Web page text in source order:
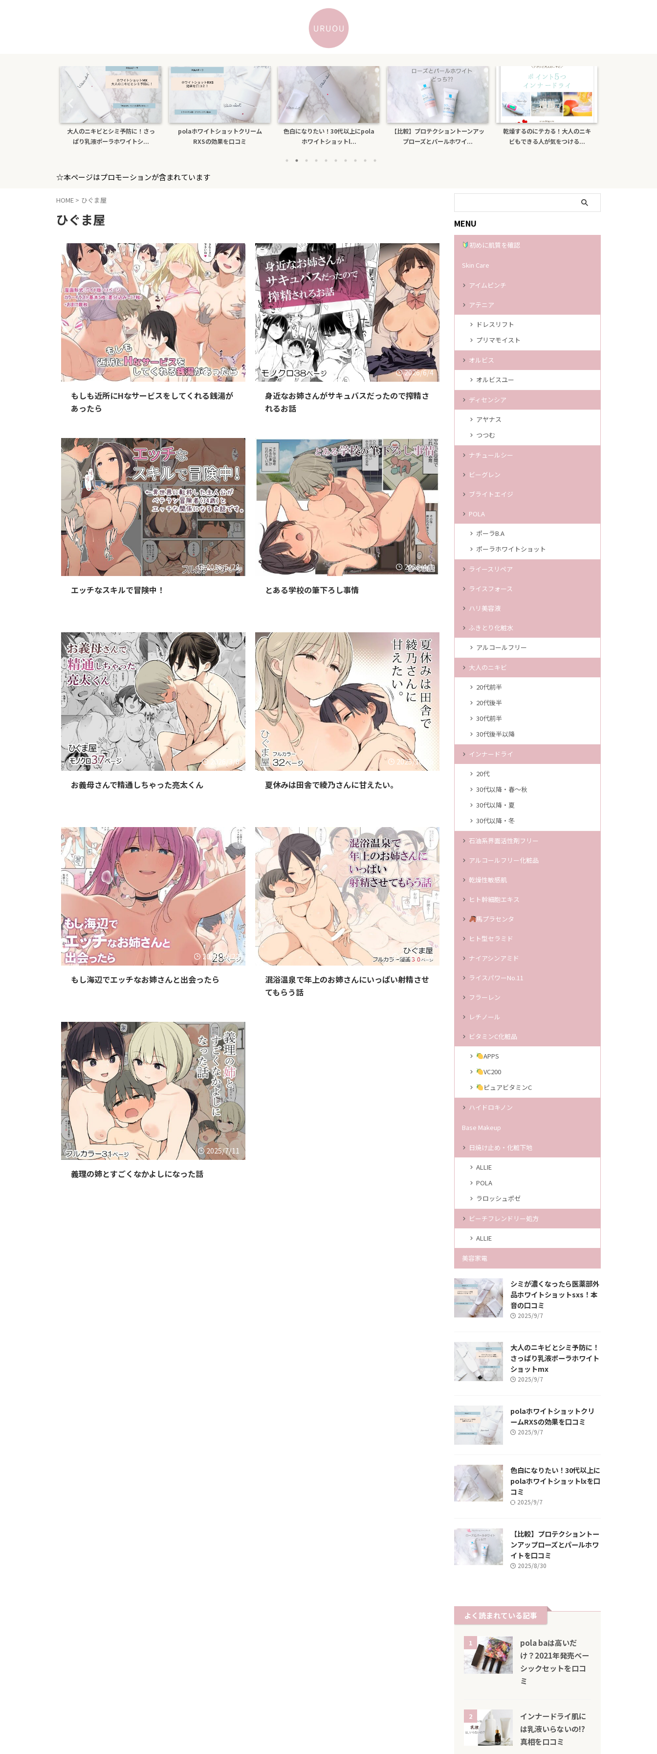
大人のニキビとシミ予防に！さっ
ぱり乳液ポーラホワイトシ...
polaホワイトショットクリーム
RXSの効果を口コミ
色白になりたい！30代以上にpola
【比較】プロテクショントーンアッ
プローズとパールホワイ...
乾燥するのにテカる！大人のニキ
ビもできる人が気をつける...
ポーラb.aライトセレクターは偽物
がある？日焼け止め効...
☆本ページはプロモーションが含まれています
HOME > ひぐま屋
ひぐま屋
2026/6/9
もしも近所にHなサービスをしてくれる銭湯が
あったら
2026/6/4
身近なお姉さんがサキュバスだったので搾精さ
れるお話
2026/5/28
エッチなスキルで冒険中！
2026/4/1
とある学校の筆下ろし事情
2026/3/8
お義母さんで精通しちゃった亮太くん
2025/10/25
夏休みは田舎で綾乃さんに甘えたい。
2025/10/22
もし海辺でエッチなお姉さんと出会ったら
2025/7/18
混浴温泉で年上のお姉さんにいっぱい射精させ
てもらう話
2025/7/11
義理の姉とすごくなかよしになった話
MENU
初めに肌質を確認
Skin Care
アイムピンチ
アテニア
ドレスリフト
プリマモイスト
オルビス
オルビスユー
ディセンシア
アヤナス
つつむ
ナチュールシー
ビーグレン
ブライトエイジ
POLA
ポーラB.A
ポーラホワイトショット
ライースリペア
ライスフォース
ハリ美容液
ふきとり化粧水
アルコールフリー
大人のニキビ
20代前半
20代後半
30代前半
30代後半以降
インナードライ
20代
30代以降・春～秋
30代以降・夏
30代以降・冬
石油系界面活性剤フリー
アルコールフリー化粧品
乾燥性敏感肌
ヒト幹細胞エキス
馬プラセンタ
ヒト型セラミド
ナイアシンアミド
ライスパワーNo.11
フラーレン
レチノール
ビタミンC化粧品
APPS
VC200
ピュアビタミンC
ハイドロキノン
Base Makeup
日焼け止め・化粧下地
ALLIE
POLA
ラロッシュポゼ
ビーチフレンドリー処方
ALLIE
美容家電
シミが濃くなったら医薬部外
品ホワイトショットsxs！本
音の口コミ
2025/9/7
大人のニキビとシミ予防に！
さっぱり乳液ポーラホワイト
ショットmx
2025/9/7
polaホワイトショットクリ
ームRXSの効果を口コミ
2025/9/7
色白になりたい！30代以上に
polaホワイトショットlxを口
コミ
2025/9/7
【比較】プロテクショントー
ンアップローズとパールホワ
イトを口コミ
2025/8/30
よく読まれている記事
1
pola baは高いだ
け？2021年発売ベー
シックセットを口コ
ミ
2
インナードライ肌に
は乳液いらないの!?
真相を口コミ